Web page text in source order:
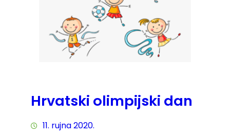
Hrvatski olimpijski dan
11. rujna 2020.